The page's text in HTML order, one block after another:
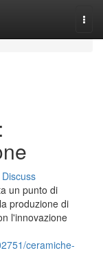
Discuss
un punto di
produzione di
l'innovazione
ceramiche-